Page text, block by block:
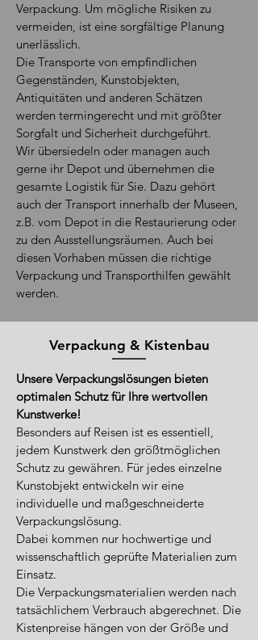
Verpackung. Um mögliche Risiken zu
vermeiden, ist eine sorgfältige Planung
unerlässlich.
Die Transporte von empfindlichen
Gegenständen, Kunstobjekten,
Antiquitäten und anderen Schätzen
werden termingerecht und mit größter
Sorgfalt und Sicherheit durchgeführt.
Wir übersiedeln oder managen auch
gerne ihr Depot und übernehmen die
gesamte Logistik für Sie. Dazu gehört
auch der Transport innerhalb der Museen,
z.B. vom Depot in die Restaurierung oder
zu den Ausstellungsräumen. Auch bei
diesen Vorhaben müssen die richtige
Verpackung und Transporthilfen gewählt
werden.
Verpackung & Kistenbau
Unsere Verpackungslösungen bieten
optimalen Schutzfür Ihre wertvollen
Kunstwerke!
Besonders auf Reisen ist es essentiell,
jedem Kunstwerk den größtmöglichen
Schutz zu gewähren. Für jedes einzelne
Kunstobjekt entwickeln wir eine
individuelle und maßgeschneiderte
Verpackungslösung.
Dabei kommen nur hochwertige und
wissenschaftlich geprüfte Materialien zum
Einsatz.​
​Die Verpackungsmaterialien werden nach
tatsächlichem Verbrauch abgerechnet. Die
Kistenpreise hängen von der Größe und